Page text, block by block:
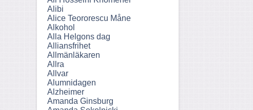
Alibi
Alice Teororescu Måne
Alkohol
Alla Helgons dag
Alliansfrihet
Allmänläkaren
Allra
Allvar
Alumnidagen
Alzheimer
Amanda Ginsburg